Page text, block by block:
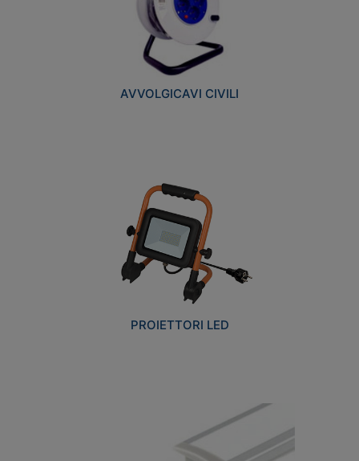
AVVOLGICAVI CIVILI
PROIETTORI LED